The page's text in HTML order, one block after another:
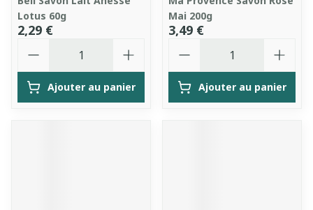
Lotus 60g
2,29 €
Ajouter au panier
Mai 200g
3,49 €
Ajouter au panier